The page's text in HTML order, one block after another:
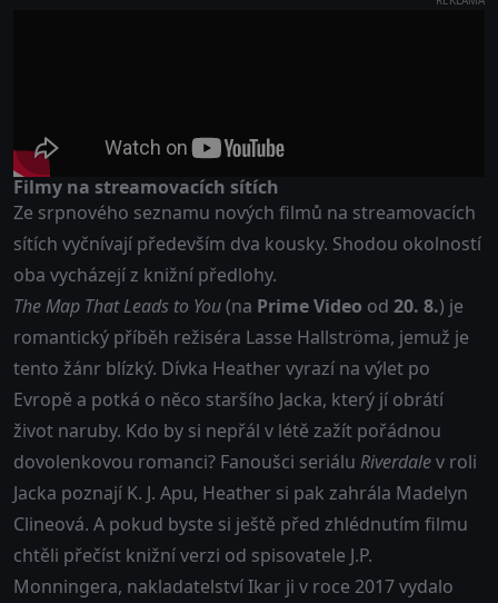
Filmy na streamovacích sítích
Ze srpnového seznamu nových filmů na streamovacích
sítích vyčnívají především dva kousky. Shodou okolností
oba vycházejí z knižní předlohy.
The Map That Leads to You(na Prime Video od 20. 8.) je
romantický příběh režiséra Lasse Hallströma, jemuž je
tento žánr blízký. Dívka Heather vyrazí na výlet po
Evropě a potká o něco staršího Jacka, který jí obrátí
život naruby. Kdo by si nepřál v létě zažít pořádnou
dovolenkovou romanci? Fanoušci seriálu Riverdalev roli
Jacka poznají K. J. Apu, Heather si pak zahrála Madelyn
Clineová. A pokud byste si ještě před zhlédnutím filmu
chtěli přečíst knižní verzi od spisovatele J.P.
Monningera, nakladatelství Ikar ji v roce 2017 vydalo